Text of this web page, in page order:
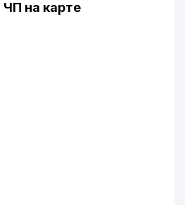
ЧП на карте